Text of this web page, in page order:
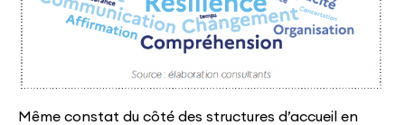
Même constat du côté des structures d’accueil en